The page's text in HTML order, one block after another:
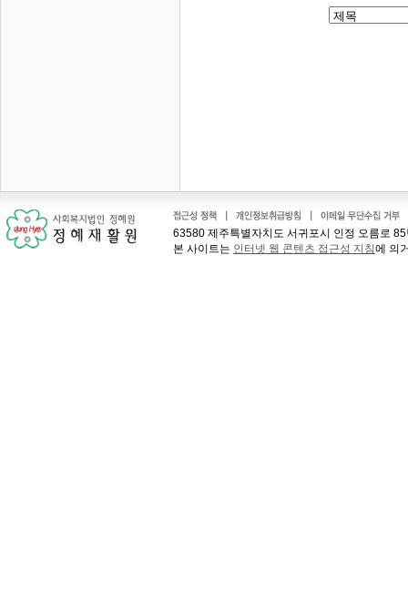
63580 제주특별자치도 서귀포시 인정 오름로
본 사이트는 인터넷 웹 콘텐츠 접근성 지침에 의